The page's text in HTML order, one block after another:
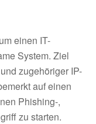
einen IT-
System. Ziel
zugehöriger IP-
auf einen
Phishing-,
zu starten.